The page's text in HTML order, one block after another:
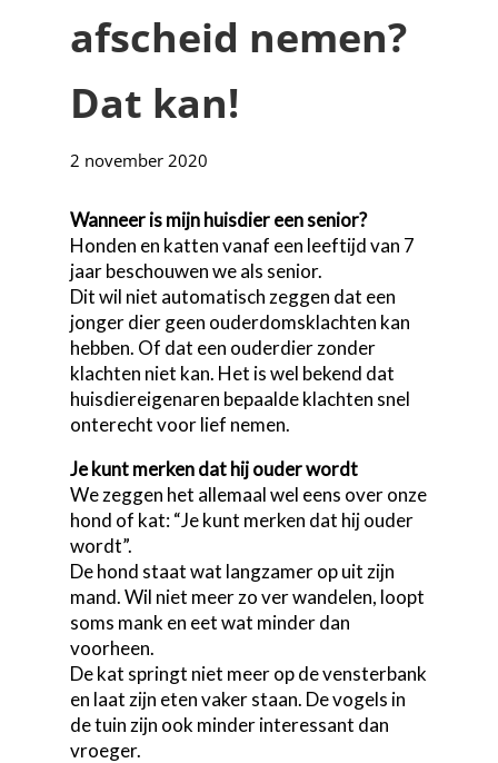
afscheid nemen?
Dat kan!
2 november 2020
Wanneer is mijn huisdier een senior?
Honden en katten vanaf een leeftijd van 7
jaar beschouwen we als senior.
Dit wil niet automatisch zeggen dat een
jonger dier geen ouderdomsklachten kan
hebben. Of dat een ouderdier zonder
klachten niet kan. Het is wel bekend dat
huisdiereigenaren bepaalde klachten snel
onterecht voor lief nemen.
Je kunt merken dat hij ouder wordt
We zeggen het allemaal wel eens over onze
hond of kat: “Je kunt merken dat hij ouder
wordt”.
De hond staat wat langzamer op uit zijn
mand. Wil niet meer zo ver wandelen, loopt
soms mank en eet wat minder dan
voorheen.
De kat springt niet meer op de vensterbank
en laat zijn eten vaker staan. De vogels in
de tuin zijn ook minder interessant dan
vroeger.